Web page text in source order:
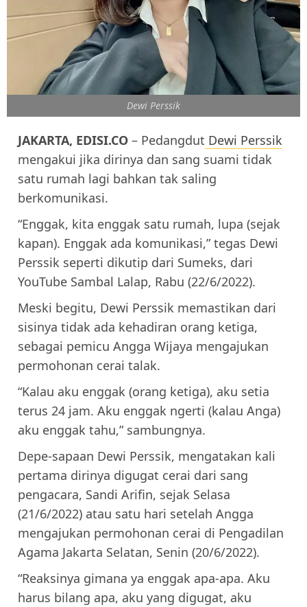
Dewi Perssik
JAKARTA, EDISI.CO – Pedangdut Dewi Perssik
mengakui jika dirinya dan sang suami tidak
satu rumah lagi bahkan tak saling
berkomunikasi.
“Enggak, kita enggak satu rumah, lupa (sejak
kapan). Enggak ada komunikasi,” tegas Dewi
Perssik seperti dikutip dari Sumeks, dari
YouTube Sambal Lalap, Rabu (22/6/2022).
Meski begitu, Dewi Perssik memastikan dari
sisinya tidak ada kehadiran orang ketiga,
sebagai pemicu Angga Wijaya mengajukan
permohonan cerai talak.
“Kalau aku enggak (orang ketiga), aku setia
terus 24 jam. Aku enggak ngerti (kalau Anga)
aku enggak tahu,” sambungnya.
Depe-sapaan Dewi Perssik, mengatakan kali
pertama dirinya digugat cerai dari sang
pengacara, Sandi Arifin, sejak Selasa
(21/6/2022) atau satu hari setelah Angga
mengajukan permohonan cerai di Pengadilan
Agama Jakarta Selatan, Senin (20/6/2022).
“Reaksinya gimana ya enggak apa-apa. Aku
harus bilang apa, aku yang digugat, aku